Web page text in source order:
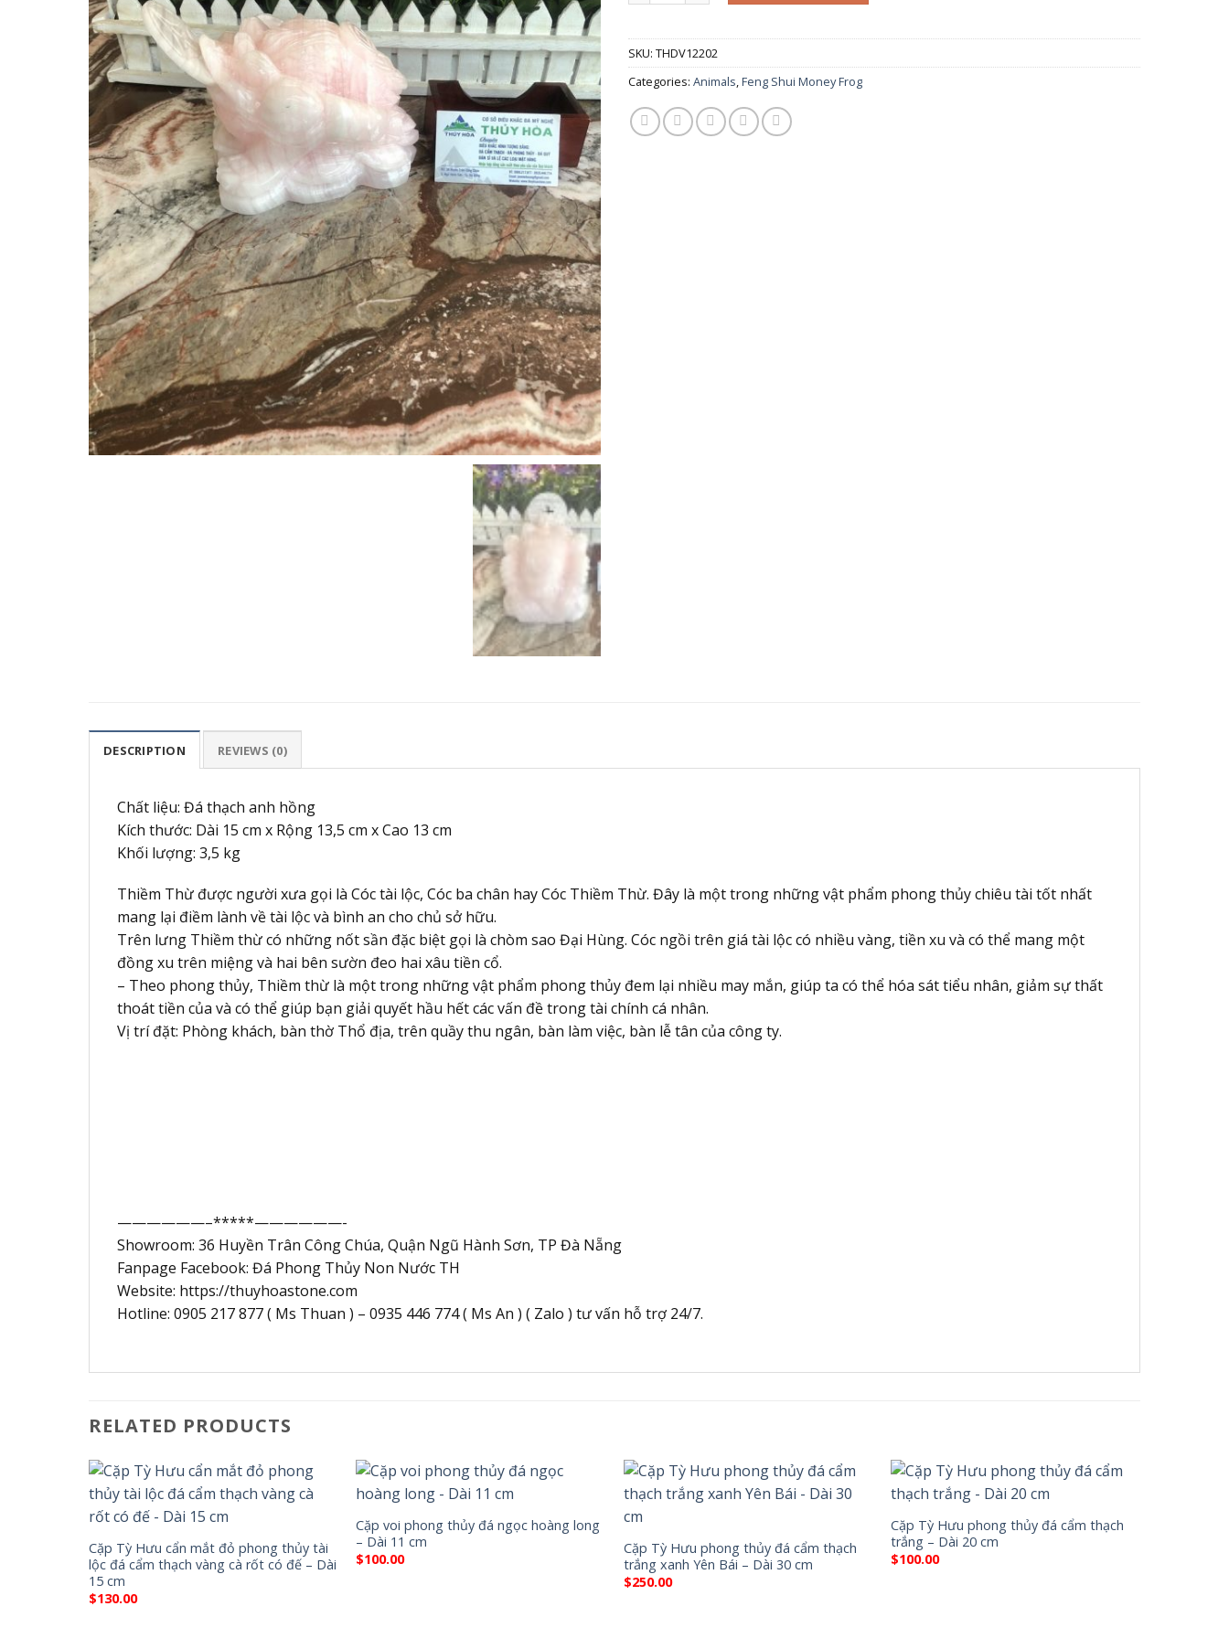
SKU: THDV12202
Categories: Animals,Feng Shui Money Frog
DESCRIPTION REVIEWS (0)
Chất liệu: Đá thạch anh hồng
Kích thước: Dài 15 cm x Rộng 13,5 cm x Cao 13 cm
Khối lượng: 3,5 kg
Thiềm Thừ được người xưa gọi là Cóc tài lộc, Cóc ba chân hay Cóc Thiềm Thừ. Đây là một trong những vật phẩm phong thủy chiêu tài tốt nhất
mang lại điềm lành về tài lộc và bình an cho chủ sở hữu.
Trên lưng Thiềm thừ có những nốt sần đặc biệt gọi là chòm sao Đại Hùng. Cóc ngồi trên giá tài lộc có nhiều vàng, tiền xu và có thể mang một
đồng xu trên miệng và hai bên sườn đeo hai xâu tiền cổ.
– Theo phong thủy, Thiềm thừ là một trong những vật phẩm phong thủy đem lại nhiều may mắn, giúp ta có thể hóa sát tiểu nhân, giảm sự thất
thoát tiền của và có thể giúp bạn giải quyết hầu hết các vấn đề trong tài chính cá nhân.
Vị trí đặt: Phòng khách, bàn thờ Thổ địa, trên quầy thu ngân, bàn làm việc, bàn lễ tân của công ty.
——————–*****——————-
Showroom: 36 Huyền Trân Công Chúa, Quận Ngũ Hành Sơn, TP Đà Nẵng
Fanpage Facebook: Đá Phong Thủy Non Nước TH
Website: https://thuyhoastone.com
Hotline: 0905 217 877 ( Ms Thuan ) – 0935 446 774 ( Ms An ) ( Zalo ) tư vấn hỗ trợ 24/7.
RELATED PRODUCTS
Cặp Tỳ Hưu cẩn mắt đỏ phong thủy tài
lộc đá cẩm thạch vàng cà rốt có đế – Dài
15 cm
$130.00
Cặp voi phong thủy đá ngọc hoàng long
– Dài 11 cm
$100.00
Cặp Tỳ Hưu phong thủy đá cẩm thạch
trắng xanh Yên Bái – Dài 30 cm
$250.00
Cặp Tỳ Hưu phong thủy đá cẩm thạch
trắng – Dài 20 cm
$100.00